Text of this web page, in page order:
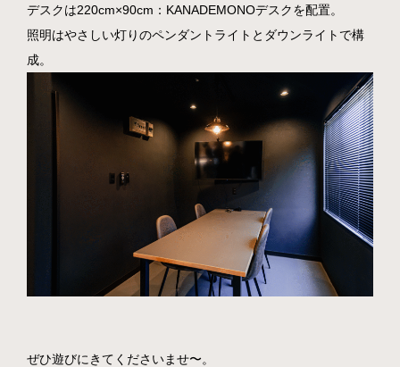
デスクは220cm×90cm：KANADEMONOデスクを配置。
照明はやさしい灯りのペンダントライトとダウンライトで構
成。
ぜひ遊びにきてくださいませ〜。